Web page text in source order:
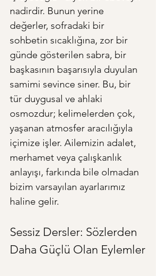
nadirdir. Bunun yerine
değerler, sofradaki bir
sohbetin sıcaklığına, zor bir
günde gösterilen sabra, bir
başkasının başarısıyla duyulan
samimi sevince siner. Bu, bir
tür duygusal ve ahlaki
osmozdur; kelimelerden çok,
yaşanan atmosfer aracılığıyla
içimize işler. Ailemizin adalet,
merhamet veya çalışkanlık
anlayışı, farkında bile olmadan
bizim varsayılan ayarlarımız
haline gelir.
Sessiz Dersler: Sözlerden
Daha Güçlü Olan Eylemler